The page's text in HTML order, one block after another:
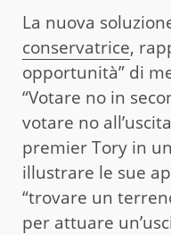
La nuova
conservatrice,
opportunità” di
“Votare no in
votare no
premier Tory in
illustrare le sue
“trovare un
per attuare